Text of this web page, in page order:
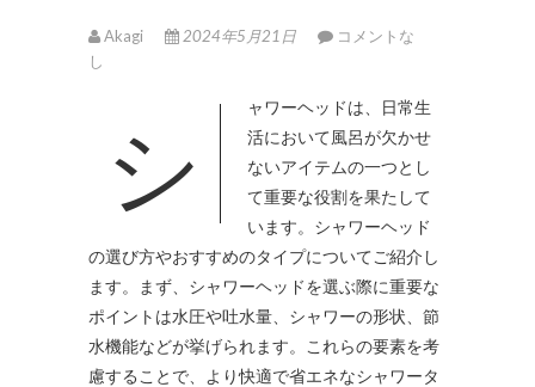
Akagi 2024年5月21日
コメントな
し
シャワーヘッドは、日常生
活において風呂が欠かせ
ないアイテムの一つとし
て重要な役割を果たして
います。 シャワーヘッド
の選び方やおすすめのタイプについてご紹介し
ます。まず、シャワーヘッドを選ぶ際に重要な
ポイントは水圧や吐水量、シャワーの形状、節
水機能などが挙げられます。これらの要素を考
慮することで、より快適で省エネなシャワータ